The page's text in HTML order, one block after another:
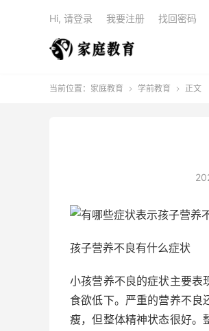
Hi, 请登录 我要注册 找回密码
当前位置： 家庭教育  学前教育  正文
孩子营养不良有什么症状
小孩营养不良的症状主要表
食欲低下。严重的营养不良
瘦，但整体精神状态很好。